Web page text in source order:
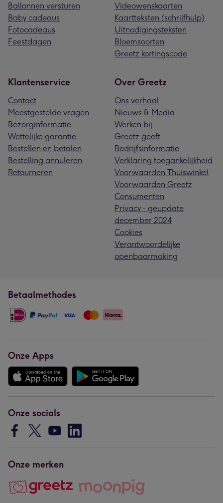
Ballonnen versturen
Baby cadeaus
Fotocadeaus
Feestdagen
Videowenskaarten
Kaartteksten (schrijfhulp)
Uitnodigingsteksten
Bloemsoorten
Greetz kortingscode
Klantenservice
Contact
Meestgestelde vragen
Bezorginformatie
Wettelijke garantie
Bestellen en betalen
Bestelling annuleren
Retourneren
Over Greetz
Ons verhaal
Nieuws & Media
Werken bij
Greetz geeft
Bedrijfsinformatie
Verklaring toegankelijkheid
Voorwaarden Thuiswinkel
Voorwaarden Greetz
Consumenten
Privacy - geupdate
december 2024
Cookies
Verantwoordelijke
openbaarmaking
Betaalmethodes
Onze Apps
Onze socials
Onze merken